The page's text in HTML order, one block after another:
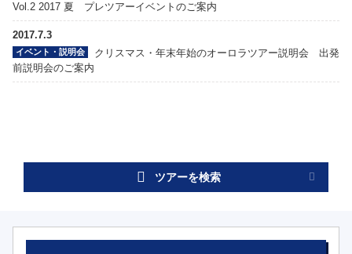
Vol.2 2017 夏 プレツアーイベントのご案内
2017.7.3
イベント・説明会
クリスマス・年末年始のオーロラツアー説明会 出発
前説明会のご案内
ツアーを検索